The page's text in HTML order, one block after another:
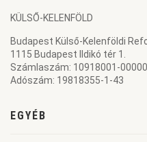
KÜLSŐ-KELENFÖLD
Budapest Külső-Kelenföldi
1115 Budapest Ildikó tér 1.
Számlaszám: 10918001-
Adószám: 19818355-1-43
EGYÉB